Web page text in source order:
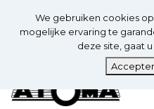
We gebruiken cookies
mogelijke ervaring te
deze site, gaat